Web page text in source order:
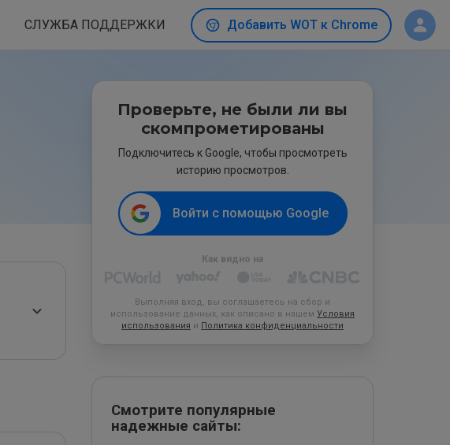
СЛУЖБА ПОДДЕРЖКИ Добавить WOT к Chrome
Проверьте, не были ли вы
скомпрометированы
Подключитесь к Google, чтобы просмотреть
историю просмотров.
Войти с помощью Google
Как видно на
Выполняя вход, вы соглашаетесь на сбор и
использование данных, как описано в нашем Условия
использования и Политика конфиденциальности
Смотрите популярные
надежные сайты: